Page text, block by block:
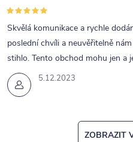
5.12.2023
Skvělá komunikace a rychle
poslední chvíli a neuvěřitelně
stihlo. Tento obchod mohu jen a
ZOBRAZIT